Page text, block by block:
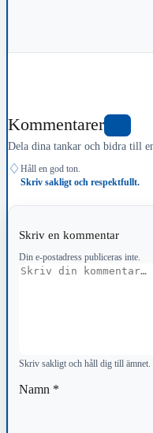
Kommentarer
Dela dina tankar och bidra till
♢ Håll en god ton.
Skriv sakligt och respektfullt.
Skriv en kommentar
Din e-postadress publiceras inte.
Kommentar
Skriv sakligt och håll dig till ämnet.
Namn *